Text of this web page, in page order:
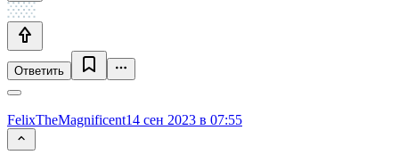
Ответить
FelixTheMagnificent14 сен 2023 в 07:55